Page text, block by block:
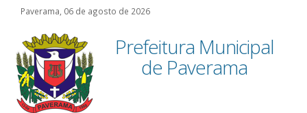
Paverama, 06 de agosto de 2026
Prefeitura Municipal
de Paverama